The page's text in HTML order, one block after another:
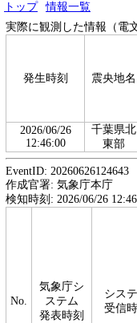
トップ
情報一覧
実際に観測した情報（電
発生時刻 震央地名
2026/06/26
12:46:00
千葉県北
東部
EventID: 20260626124643
作成官署: 気象庁本庁
検知時刻: 2026/06/26
No.
気象庁シ
ステム
発表時刻
シス
受信